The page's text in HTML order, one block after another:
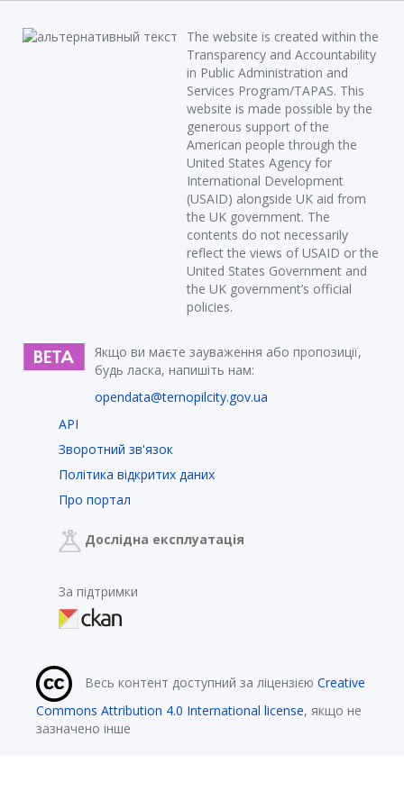
The website is created within the
Transparency and Accountability
in Public Administration and
Services Program/TAPAS. This
website is made possible by the
generous support of the
American people through the
United States Agency for
International Development
(USAID) alongside UK aid from
the UK government. The
contents do not necessarily
reflect the views of USAID or the
United States Government and
the UK government’s official
policies.
Якщо ви маєте зауваження або пропозиції,
будь ласка, напишіть нам:
opendata@ternopilcity.gov.ua
API
Зворотний зв'язок
Політика відкритих даних
Про портал
Дослідна експлуатація
За підтримки
Весь контент доступний за ліцензією Creative
Commons Attribution 4.0 International license, якщо не
зазначено інше